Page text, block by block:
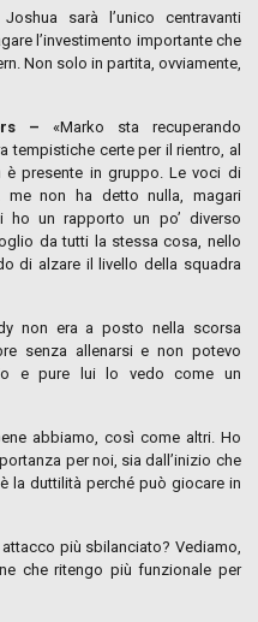
Joshua sarà l’unico centravanti
l’investimento importante che
Non solo in partita, ovviamente,
– «Marko sta recuperando
tempistiche certe per il rientro, al
è presente in gruppo. Le voci di
me non ha detto nulla, magari
ho un rapporto un po’ diverso
da tutti la stessa cosa, nello
di alzare il livello della squadra
non era a posto nella scorsa
senza allenarsi e non potevo
e pure lui lo vedo come un
abbiamo, così come altri. Ho
per noi, sia dall’inizio che
la duttilità perché può giocare in
attacco più sbilanciato? Vediamo,
che ritengo più funzionale per